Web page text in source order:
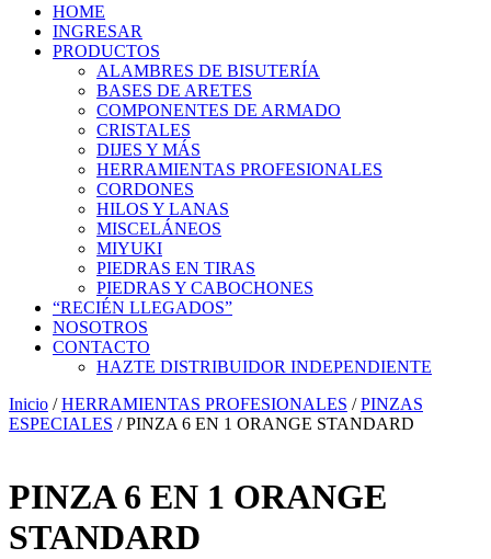
HOME
INGRESAR
PRODUCTOS
ALAMBRES DE BISUTERÍA
BASES DE ARETES
COMPONENTES DE ARMADO
CRISTALES
DIJES Y MÁS
HERRAMIENTAS PROFESIONALES
CORDONES
HILOS Y LANAS
MISCELÁNEOS
MIYUKI
PIEDRAS EN TIRAS
PIEDRAS Y CABOCHONES
“RECIÉN LLEGADOS”
NOSOTROS
CONTACTO
HAZTE DISTRIBUIDOR INDEPENDIENTE
Inicio /HERRAMIENTAS PROFESIONALES /PINZAS
ESPECIALES / PINZA 6 EN 1 ORANGE STANDARD
PINZA 6 EN 1 ORANGE
STANDARD